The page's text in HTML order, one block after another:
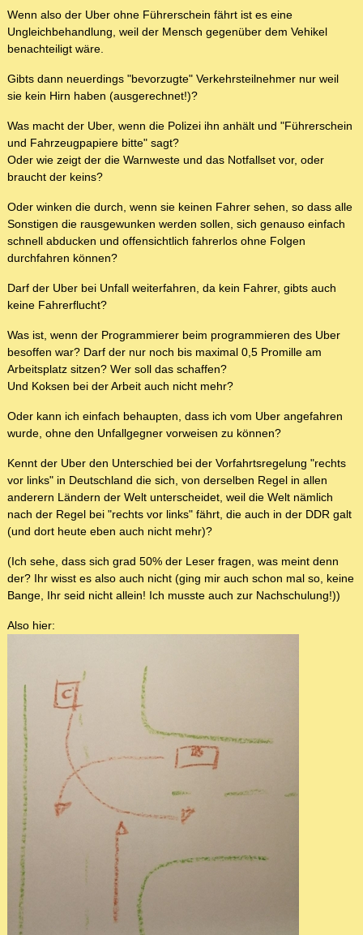
Wenn also der Uber ohne Führerschein fährt ist es eine
Ungleichbehandlung, weil der Mensch gegenüber dem Vehikel
benachteiligt wäre.
Gibts dann neuerdings "bevorzugte" Verkehrsteilnehmer nur weil
sie kein Hirn haben (ausgerechnet!)?
Was macht der Uber, wenn die Polizei ihn anhält und "Führerschein
und Fahrzeugpapiere bitte" sagt?
Oder wie zeigt der die Warnweste und das Notfallset vor, oder
braucht der keins?
Oder winken die durch, wenn sie keinen Fahrer sehen, so dass alle
Sonstigen die rausgewunken werden sollen, sich genauso einfach
schnell abducken und offensichtlich fahrerlos ohne Folgen
durchfahren können?
Darf der Uber bei Unfall weiterfahren, da kein Fahrer, gibts auch
keine Fahrerflucht?
Was ist, wenn der Programmierer beim programmieren des Uber
besoffen war? Darf der nur noch bis maximal 0,5 Promille am
Arbeitsplatz sitzen? Wer soll das schaffen?
Und Koksen bei der Arbeit auch nicht mehr?
Oder kann ich einfach behaupten, dass ich vom Uber angefahren
wurde, ohne den Unfallgegner vorweisen zu können?
Kennt der Uber den Unterschied bei der Vorfahrtsregelung "rechts
vor links" in Deutschland die sich, von derselben Regel in allen
anderern Ländern der Welt unterscheidet, weil die Welt nämlich
nach der Regel bei "rechts vor links" fährt, die auch in der DDR galt
(und dort heute eben auch nicht mehr)?
(Ich sehe, dass sich grad 50% der Leser fragen, was meint denn
der? Ihr wisst es also auch nicht (ging mir auch schon mal so, keine
Bange, Ihr seid nicht allein! Ich musste auch zur Nachschulung!))
Also hier: